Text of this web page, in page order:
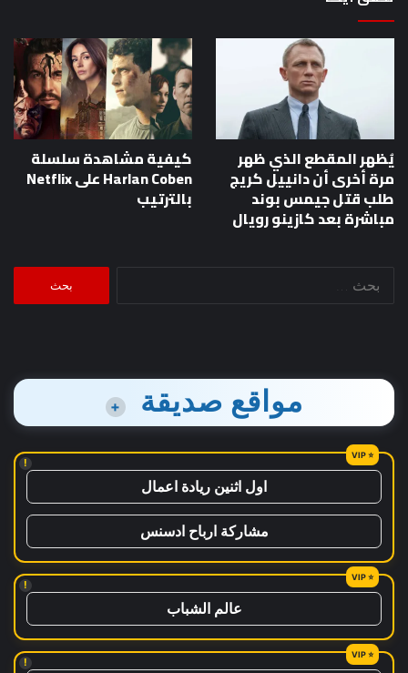
يُظهر المقطع الذي ظهر
مرة أخرى أن دانييل كريج
طلب قتل جيمس بوند
مباشرة بعد كازينو رويال
كيفية مشاهدة سلسلة
Harlan Coben على Netflix
بالترتيب
مواقع صديقة +
!
اول اثنين ريادة اعمال
مشاركة ارباح ادسنس
!
عالم الشباب
!